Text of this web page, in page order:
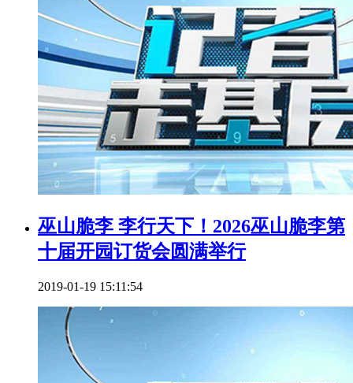
巫山脆李 李行天下！2026巫山脆李第
十届开园订货会圆满举行
2019-01-19 15:11:54